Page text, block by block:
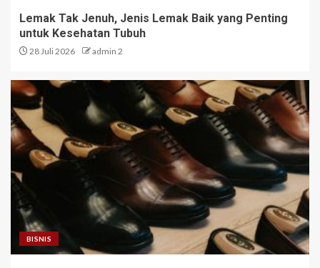
Lemak Tak Jenuh, Jenis Lemak Baik yang Penting
untuk Kesehatan Tubuh
28 Juli 2026 admin 2
BISNIS